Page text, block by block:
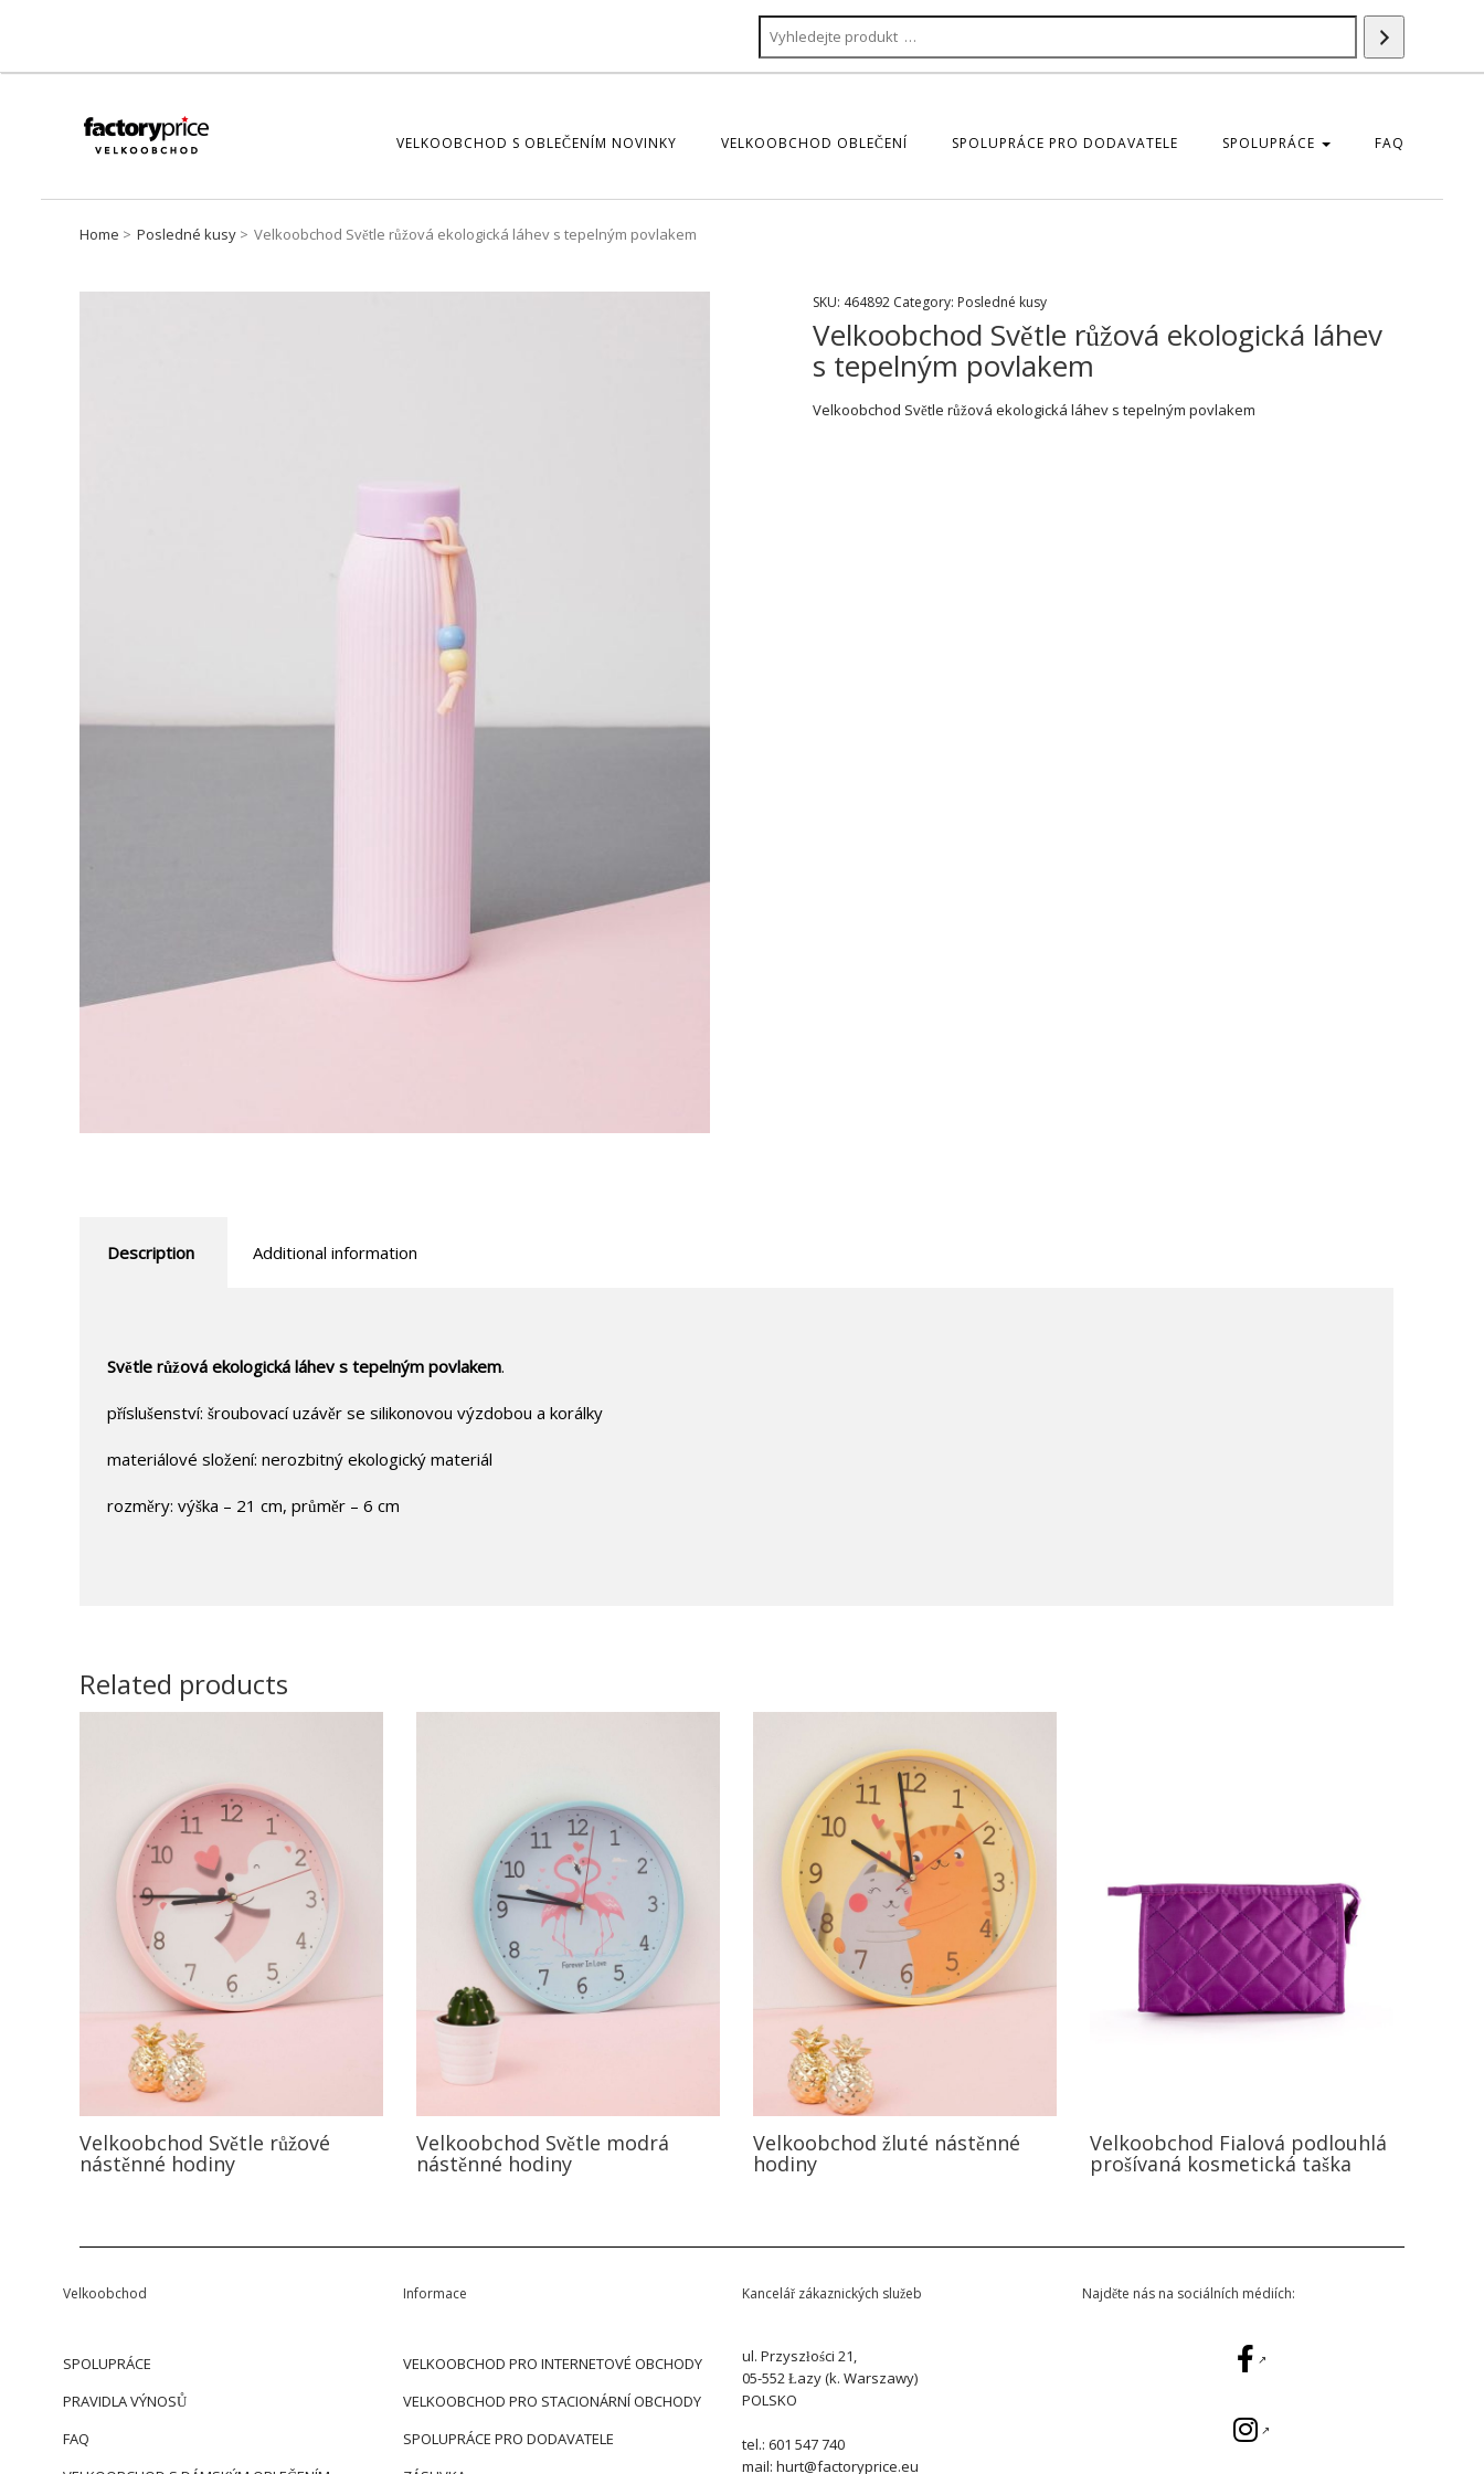
VELKOOBCHOD S OBLEČENÍM NOVINKY VELKOOBCHOD OBLEČENÍ SPOLUPRÁCE PRO DODAVATELE SPOLUPRÁCE FAQ
Home Posledné kusy Velkoobchod Světle růžová ekologická láhev s tepelným povlakem
SKU: 464892 Category: Posledné kusy
Velkoobchod Světle růžová ekologická láhev
s tepelným povlakem
Velkoobchod Světle růžová ekologická láhev s tepelným povlakem
Description Additional information
Světle růžová ekologická láhev s tepelným povlakem.
příslušenství: šroubovací uzávěr se silikonovou výzdobou a korálky
materiálové složení: nerozbitný ekologický materiál
rozměry: výška – 21 cm, průměr – 6 cm
Related products
Velkoobchod Světle růžové
nástěnné hodiny
Velkoobchod Světle modrá
nástěnné hodiny
Velkoobchod žluté nástěnné
hodiny
Velkoobchod Fialová podlouhlá
prošívaná kosmetická taška
Velkoobchod
SPOLUPRÁCE
PRAVIDLA VÝNOSŮ
FAQ
Informace
VELKOOBCHOD PRO INTERNETOVÉ OBCHODY
VELKOOBCHOD PRO STACIONÁRNÍ OBCHODY
SPOLUPRÁCE PRO DODAVATELE
Kancelář zákaznických služeb
ul. Przyszłości 21,
05-552 Łazy (k. Warszawy)
POLSKO
tel.: 601 547 740
mail: hurt@factoryprice.eu
Najděte nás na sociálních médiích: